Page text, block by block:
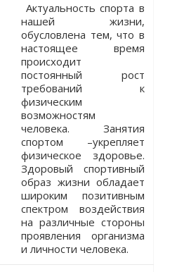
Актуальность спорта в
нашей жизни,
обусловлена тем, что в
настоящее время
происходит
постоянный рост
требований к
физическим
возможностям
человека. Занятия
спортом –укрепляет
физическое здоровье.
Здоровый спортивный
образ жизни обладает
широким позитивным
спектром воздействия
на различные стороны
проявления организма
и личности человека.